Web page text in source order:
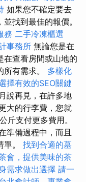
如果您不確定要去
找到最佳的報價。
務 二手冷凍櫃選
事務所 無論您是在
在查看房間或山地的
有需求。 多樣化
擇有效的SEO關鍵
說再見，在許多地
大的行李費，您就
斤支付更多費用。
準備過程中，而且
。 找到合適的墓
會，提供美味的茶
需求做出選擇 請一